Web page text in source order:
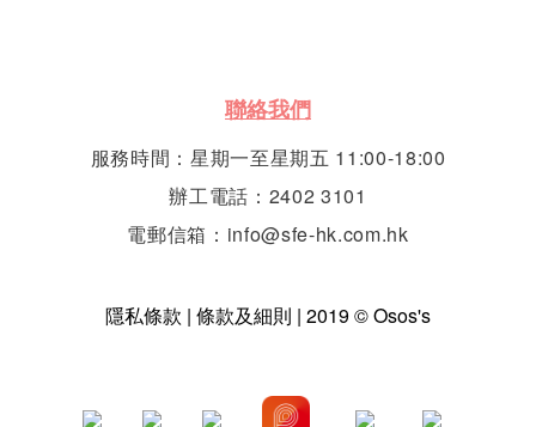
聯絡我們
服務時間：星期一至星期五 11:00-18:00
辦工電話：2402 3101
電郵信箱：info@sfe-hk.com.hk
隱私條款 | 條款及細則 | 2019 © Osos's